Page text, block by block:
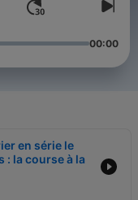
Spotify,
00:00
en série le
: la course à la